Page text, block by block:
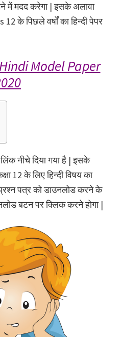
में मदद करेगा | इसके अलावा
के पिछले वर्षों का हिन्दी पेपर
Model Paper
नीचे दिया गया है | इसके
12 के लिए हिन्दी विषय का
पत्र को डाउनलोड करने के
बटन पर क्लिक करने होगा |